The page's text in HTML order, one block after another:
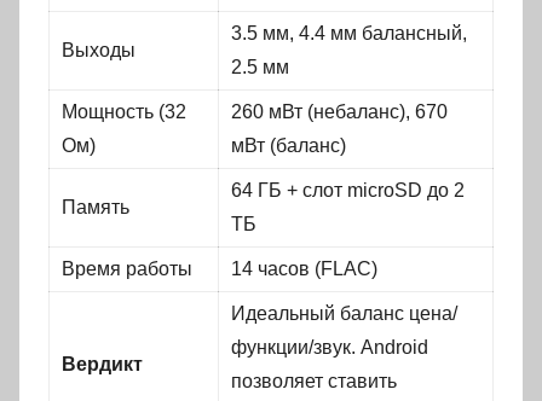
Выходы
3.5 мм, 4.4 мм балансный,
2.5 мм
Мощность (32
Ом)
260 мВт (небаланс), 670
мВт (баланс)
Память
64 ГБ + слот microSD до 2
ТБ
Время работы 14 часов (FLAC)
Вердикт
Идеальный баланс цена/
функции/звук. Android
позволяет ставить